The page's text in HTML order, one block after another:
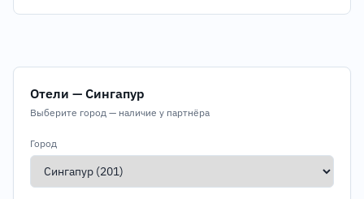
Отели — Сингапур
Выберите город — наличие у партнёра
Город